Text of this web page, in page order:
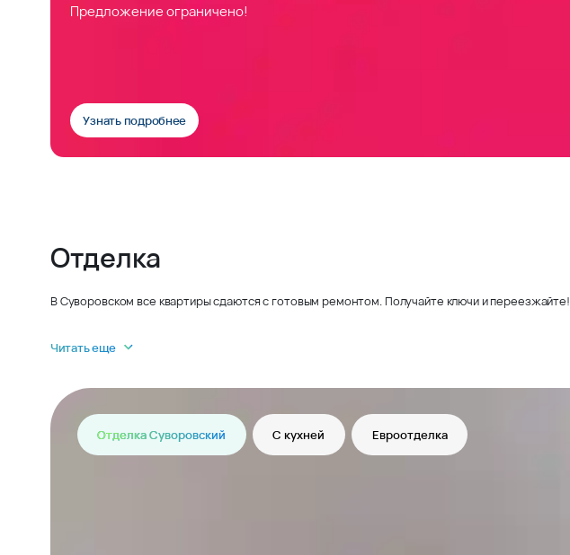
Предложение ограничено!
Узнать подробнее
Отделка
В Суворовском все квартиры сдаются с готовым ремонтом. Получайте ключи и переезжайте!
Читать еще
Отделка Суворовский С кухней Евроотделка